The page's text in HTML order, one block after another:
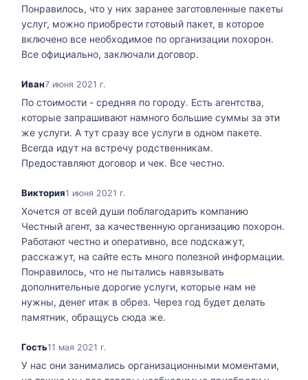
Понравилось, что у них заранее заготовленные пакеты
услуг, можно приобрести готовый пакет, в которое
включено все необходимое по организации похорон.
Все официально, заключали договор.
Иван7 июня 2021 г.
По стоимости - средняя по городу. Есть агентства,
которые запрашивают намного большие суммы за эти
же услуги. А тут сразу все услуги в одном пакете.
Всегда идут на встречу родственникам.
Предоставляют договор и чек. Все честно.
Виктория1 июня 2021 г.
Хочется от всей души поблагодарить компанию
Честный агент, за качественную организацию похорон.
Работают честно и оперативно, все подскажут,
расскажут, на сайте есть много полезной информации.
Понравилось, что не пытались навязывать
дополнительные дорогие услуги, которые нам не
нужны, денег итак в обрез. Через год будет делать
памятник, обращусь сюда же.
Гость11 мая 2021 г.
У нас они занимались организационными моментами,